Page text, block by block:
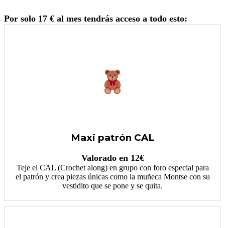
Por solo 17 € al mes tendrás acceso a todo esto:
Maxi patrón CAL
Valorado en 12€
Teje el CAL (Crochet along) en grupo con foro especial para
el patrón y crea piezas únicas como la muñeca Montse con su
vestidito que se pone y se quita.